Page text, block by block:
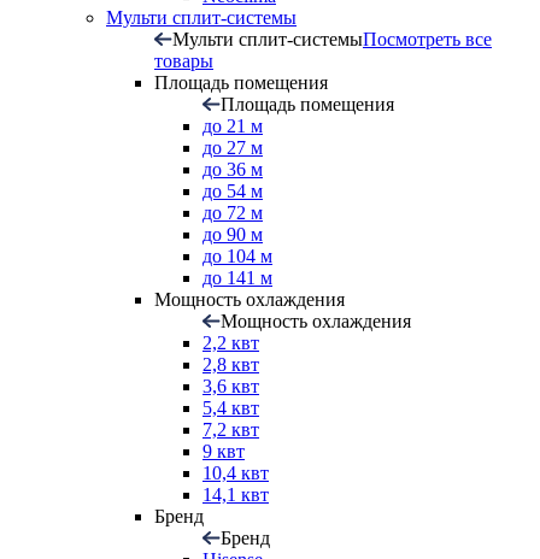
Мульти сплит-системы
Мульти сплит-системыПосмотреть все
товары
Площадь помещения
Площадь помещения
до 21 м
до 27 м
до 36 м
до 54 м
до 72 м
до 90 м
до 104 м
до 141 м
Мощность охлаждения
Мощность охлаждения
2,2 квт
2,8 квт
3,6 квт
5,4 квт
7,2 квт
9 квт
10,4 квт
14,1 квт
Бренд
Бренд